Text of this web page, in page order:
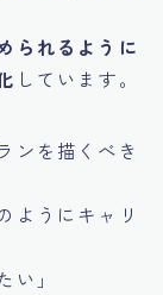
られるように
しています。
ンを描くべき
ようにキャリ
い」